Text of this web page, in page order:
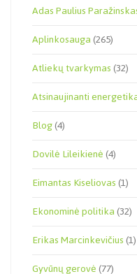
Adas Paulius
Aplinkosauga(265)
Atliekų tvarkymas(32)
Atsinaujinanti
Blog(4)
Dovilė Lileikienė(4)
Eimantas Kiseliovas(1)
Ekonominė politika(32)
Erikas Marcinkevičius(1)
Gyvūnų gerovė(77)